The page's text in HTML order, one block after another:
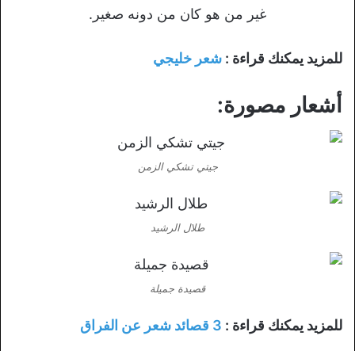
غير من هو كان من دونه صغير.
للمزيد يمكنك قراءة : شعر خليجي
أشعار مصورة:
جيتي تشكي الزمن
طلال الرشيد
قصيدة جميلة
للمزيد يمكنك قراءة : 3 قصائد شعر عن الفراق